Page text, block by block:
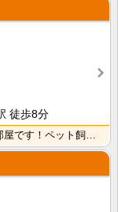
徒歩8分
主要道路にアクセスしやすい立地の単身用のお部屋です！ペット飼育相談可☆南向きバルコニー・日当たり良好･･･